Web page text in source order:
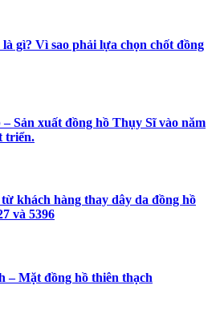
gì? Vì sao phải lựa chọn chốt đồng
Sản xuất đồng hồ Thụy Sĩ vào năm
triển.
khách hàng thay dây da đồng hồ
và 5396
– Mặt đồng hồ thiên thạch